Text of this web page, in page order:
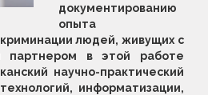
документированию
опыта
людей, живущих с
партнером в этой работе
научно-практический
информатизации,